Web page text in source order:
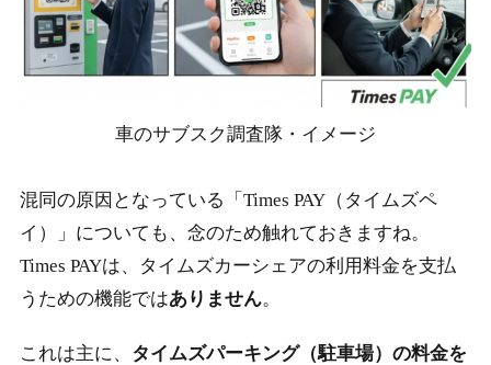
車のサブスク調査隊・イメージ
混同の原因となっている「Times PAY（タイムズペ
イ）」についても、念のため触れておきますね。
Times PAYは、タイムズカーシェアの利用料金を支払
うための機能ではありません。
これは主に、 タイムズパーキング（駐車場）の料金を